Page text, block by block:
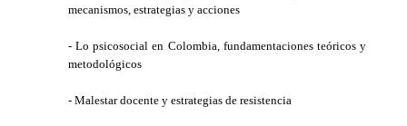
mecanismos, estrategias y acciones
-Lo psicosocial en Colombia, fundamentaciones teóricos y
metodológicos
- Malestar docente y estrategias de resistencia